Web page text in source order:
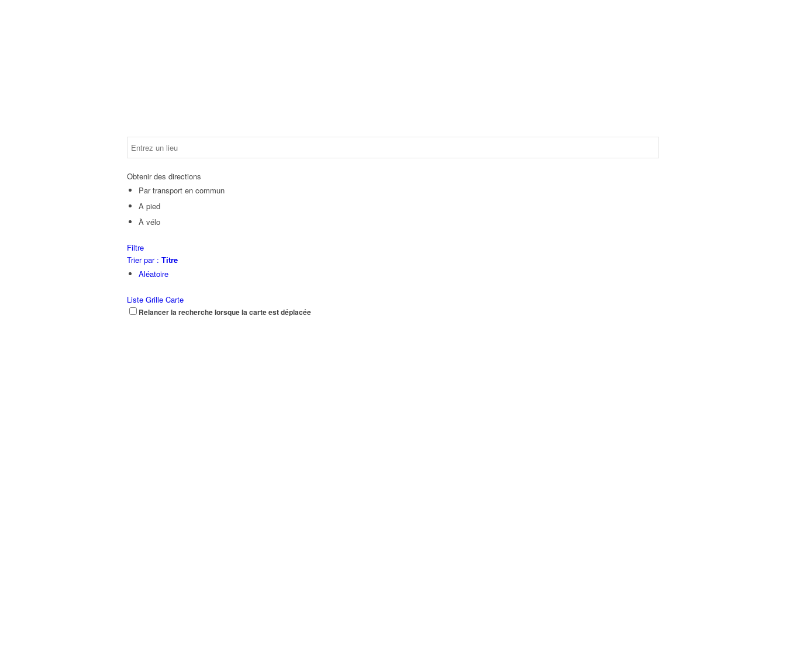
Obtenir des directions
Par transport en commun
A pied
À vélo
Filtre
Trier par : Titre
Aléatoire
Liste Grille Carte
Relancer la recherche lorsque la carte est déplacée